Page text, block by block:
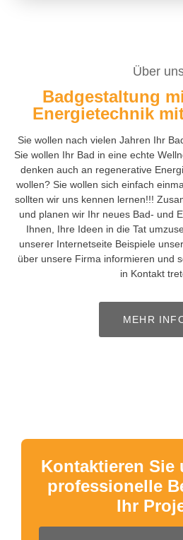
Über
Badgestaltung
Energietechnik
Sie wollen nach vielen Jahren Ihr
Sie wollen Ihr Bad in eine echte
denken auch an regenerative
wollen? Sie wollen sich einfach
sollten wir uns kennen lernen!!!
und planen wir Ihr neues Bad- und
Ihnen, Ihre Ideen in die Tat
unserer Internetseite Beispiele
über unsere Firma informieren und
in Kontakt
MEHR
Kontaktieren Sie
professionelle
Ihr